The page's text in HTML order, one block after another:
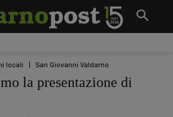
locali San Giovanni Valdarno
la presentazione di